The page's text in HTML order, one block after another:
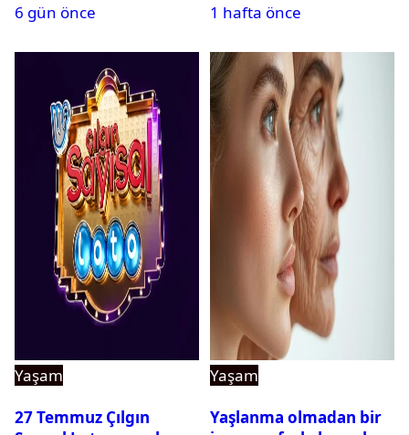
6 gün önce
yapan doğal yöntem
1 hafta önce
Yaşam
27 Temmuz Çılgın
Yaşam
Yaşlanma olmadan bir